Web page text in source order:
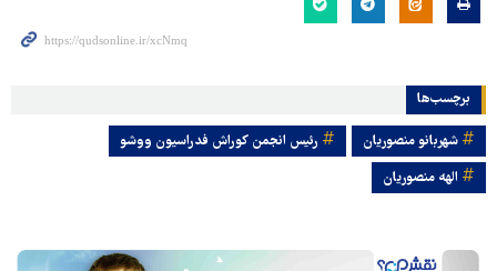
برچسب‌ها
شهربانو منصوریان
رئیس انجمن کوراش فدراسیون ووشو
الهه منصوریان